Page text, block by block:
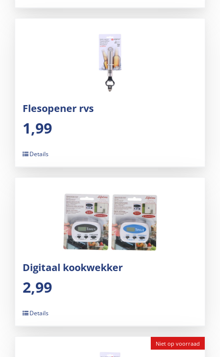
Flesopener rvs
1,99
Details
Digitaal kookwekker
2,99
Details
Niet op voorraad